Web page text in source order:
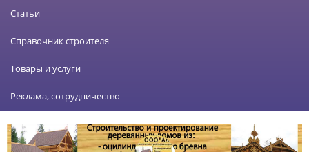
Статьи
Справочник строителя
Товары и услуги
Реклама, сотрудничество